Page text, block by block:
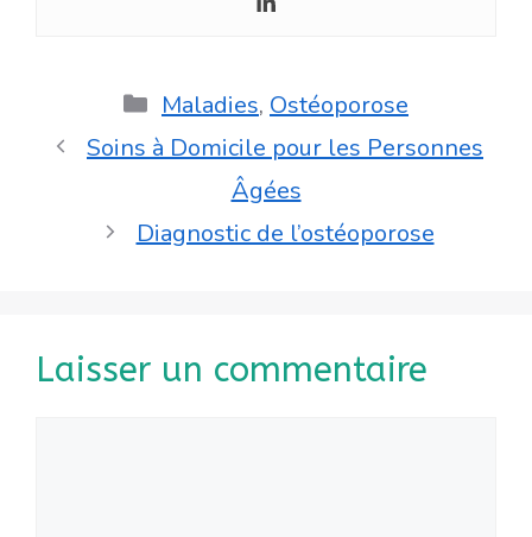
Catégories
Maladies, Ostéoporose
Soins à Domicile pour les Personnes
Âgées
Diagnostic de l’ostéoporose
Laisser un commentaire